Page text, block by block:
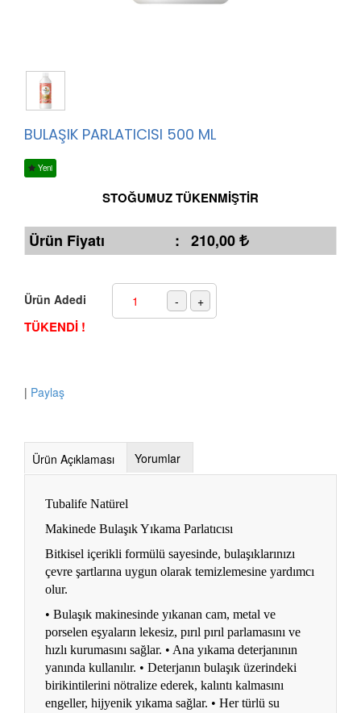
BULAŞIK PARLATICISI 500 ML
Yeni
STOĞUMUZ TÜKENMİŞTİR
Ürün Fiyatı : 210,00
Ürün Adedi
TÜKENDİ !
| Paylaş
Ürün Açıklaması Yorumlar
Tubalife Natürel
Makinede Bulaşık Yıkama Parlatıcısı
Bitkisel içerikli formülü sayesinde, bulaşıklarınızı
çevre şartlarına uygun olarak temizlemesine yardımcı
olur.
• Bulaşık makinesinde yıkanan cam, metal ve
porselen eşyaların lekesiz, pırıl pırıl parlamasını ve
hızlı kurumasını sağlar. • Ana yıkama deterjanının
yanında kullanılır. • Deterjanın bulaşık üzerindeki
birikintilerini nötralize ederek, kalıntı kalmasını
engeller, hijyenik yıkama sağlar. • Her türlü su